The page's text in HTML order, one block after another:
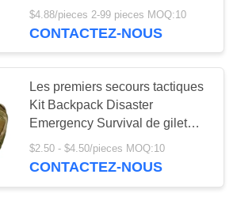
de
secours
de 14 jours 20cm
$4.88/pieces 2-99 pieces MOQ:10
CONTACTEZ-NOUS
Les premiers secours tactiques
Kit Backpack Disaster
Emergency Survival de gilet
mettent en sac la poche de
Molle IFAK mince
$2.50 - $4.50/pieces MOQ:10
CONTACTEZ-NOUS